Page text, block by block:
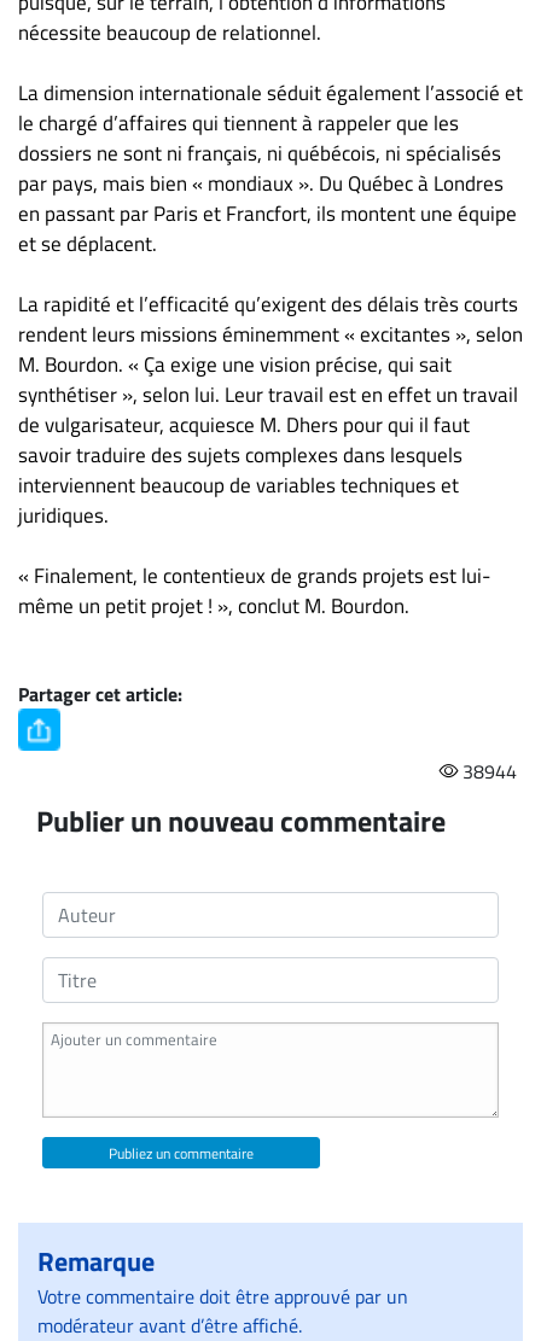
nécessite beaucoup de relationnel.
La dimension internationale séduit également l’associé et
le chargé d’affaires qui tiennent à rappeler que les
dossiers ne sont ni français, ni québécois, ni spécialisés
par pays, mais bien « mondiaux ». Du Québec à Londres
en passant par Paris et Francfort, ils montent une équipe
et se déplacent.
La rapidité et l’efficacité qu’exigent des délais très courts
rendent leurs missions éminemment « excitantes », selon
M. Bourdon. « Ça exige une vision précise, qui sait
synthétiser », selon lui. Leur travail est en effet un travail
de vulgarisateur, acquiesce M. Dhers pour qui il faut
savoir traduire des sujets complexes dans lesquels
interviennent beaucoup de variables techniques et
juridiques.
« Finalement, le contentieux de grands projets est lui-
même un petit projet ! », conclut M. Bourdon.
Partager cet article:
38944
Publier un nouveau commentaire
Publiez un commentaire
Remarque
Votre commentaire doit être approuvé par un
modérateur avant d’être affiché.